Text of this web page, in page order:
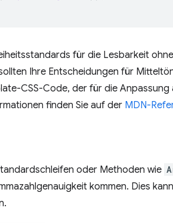
für die Lesbarkeit
Ihre Entscheidungen für
CSS-Code, der für die
finden Sie auf der MDN-
oder Methoden wie
kommen. Dies